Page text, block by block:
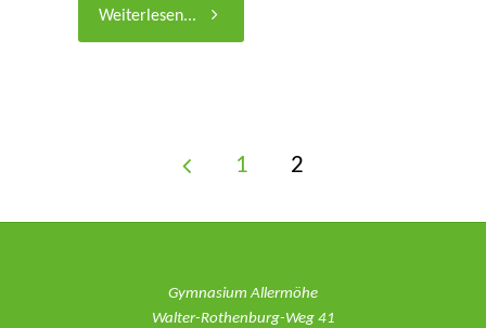
Weiterlesen... "„Admit
Hamburger
Band-
der
1 2
Gymnasium Allermöhe
Walter-Rothenburg-Weg 41